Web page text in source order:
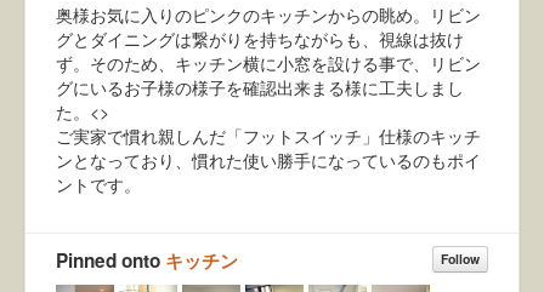
人気順
使い方
奥様お気に入りのピンクのキッチンからの眺め。リビン
グとダイニングは繋がりを持ちながらも、視線は抜け
ず。そのため、キッチン横に小窓を設ける事で、リビン
グにいるお子様の様子を確認出来まる様に工夫しまし
た。<>
ご実家で慣れ親しんだ「フットスイッチ」仕様のキッチ
ンとなっており、慣れた使い勝手になっているのもポイ
ントです。
Follow
Pinned onto キッチン